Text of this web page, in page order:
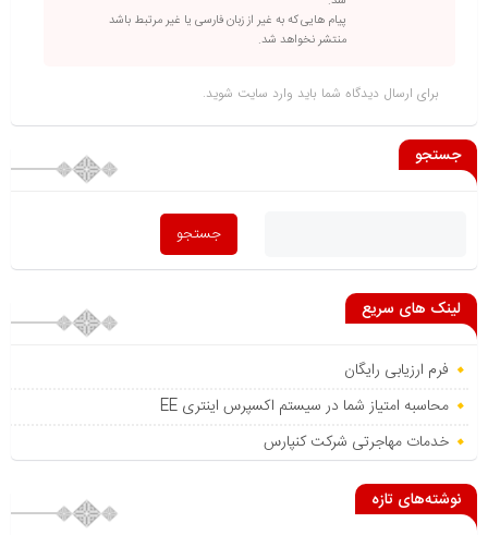
پیام هایی که به غیر از زبان فارسی یا غیر مرتبط باشد
منتشر نخواهد شد.
برای ارسال دیدگاه شما باید وارد سایت شوید.
جستجو
لینک های سریع
فرم ارزیابی رایگان
محاسبه امتیاز شما در سیستم اکسپرس اینتری EE
خدمات مهاجرتی شرکت کنپارس
نوشته‌های تازه